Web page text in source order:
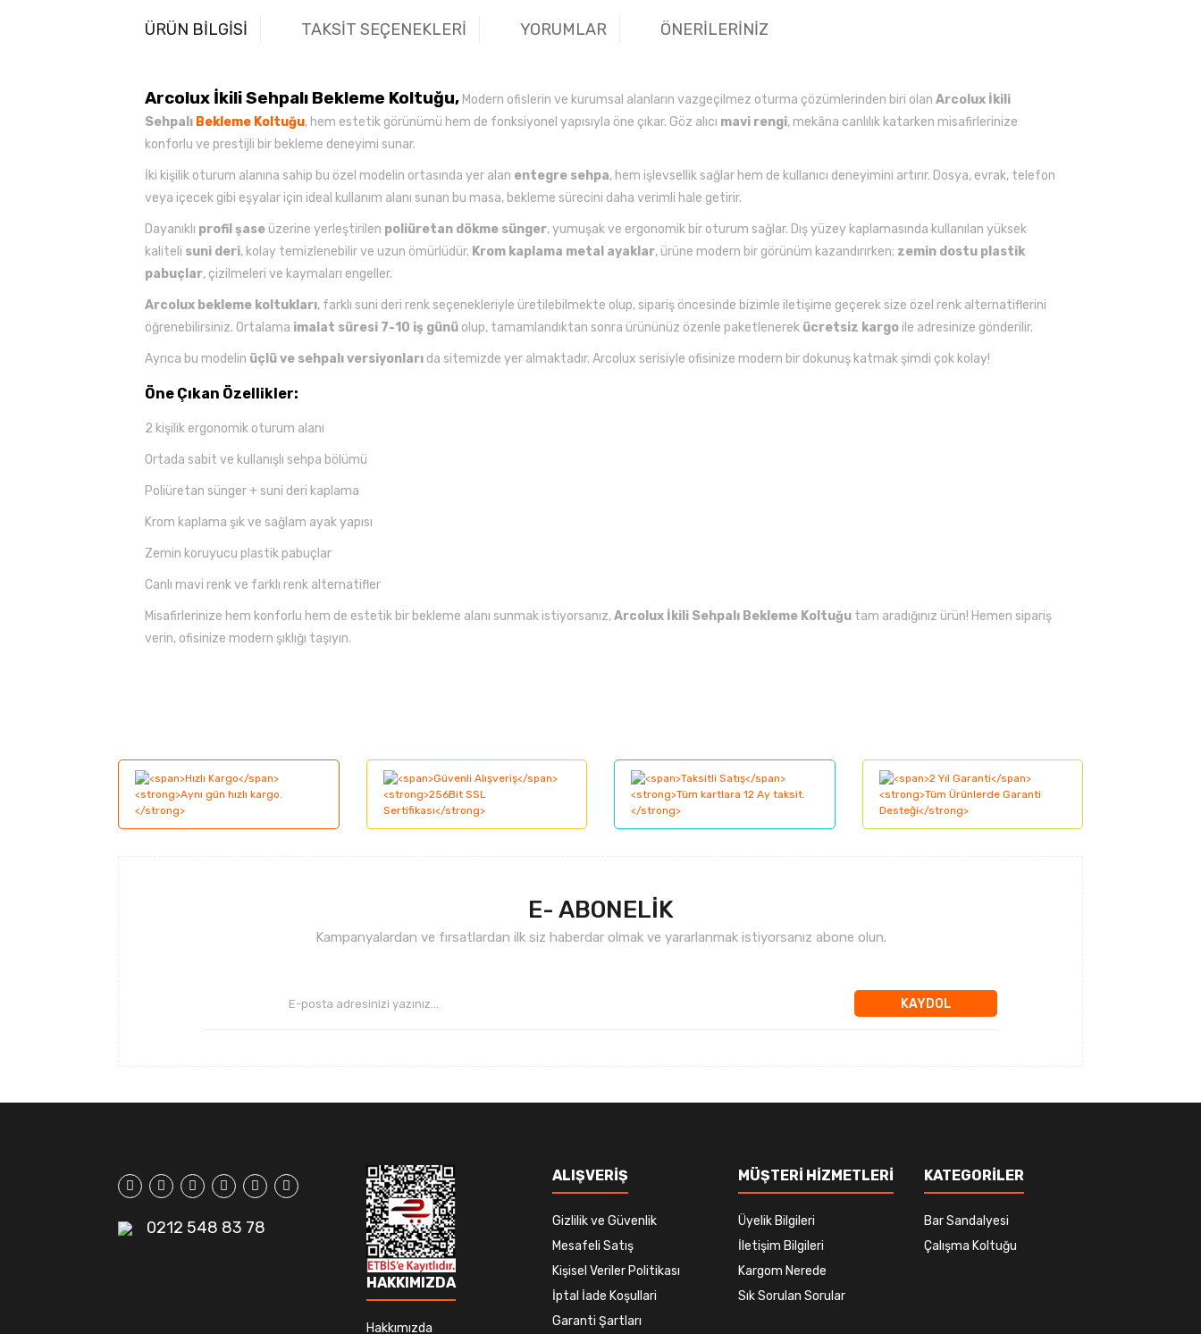
ÜRÜN BİLGİSİ TAKSİT SEÇENEKLERİ YORUMLAR ÖNERİLERİNİZ
Arcolux İkili Sehpalı Bekleme Koltuğu, Modern ofislerin ve kurumsal alanların vazgeçilmez oturma çözümlerinden biri olan Arcolux İkili
Sehpalı Bekleme Koltuğu, hem estetik görünümü hem de fonksiyonel yapısıyla öne çıkar. Göz alıcı mavi rengi, mekâna canlılık katarken misafirlerinize
konforlu ve prestijli bir bekleme deneyimi sunar.
İki kişilik oturum alanına sahip bu özel modelin ortasında yer alan entegre sehpa, hem işlevsellik sağlar hem de kullanıcı deneyimini artırır. Dosya, evrak, telefon
veya içecek gibi eşyalar için ideal kullanım alanı sunan bu masa, bekleme sürecini daha verimli hale getirir.
Dayanıklı profil şase üzerine yerleştirilen poliüretan dökme sünger, yumuşak ve ergonomik bir oturum sağlar. Dış yüzey kaplamasında kullanılan yüksek
kaliteli suni deri, kolay temizlenebilir ve uzun ömürlüdür. Krom kaplama metal ayaklar, ürüne modern bir görünüm kazandırırken; zemin dostu plastik
pabuçlar, çizilmeleri ve kaymaları engeller.
Arcolux bekleme koltukları, farklı suni deri renk seçenekleriyle üretilebilmekte olup, sipariş öncesinde bizimle iletişime geçerek size özel renk alternatiflerini
öğrenebilirsiniz. Ortalama imalat süresi 7-10 iş günü olup, tamamlandıktan sonra ürününüz özenle paketlenerek ücretsiz kargo ile adresinize gönderilir.
Ayrıca bu modelin üçlü ve sehpalı versiyonları da sitemizde yer almaktadır. Arcolux serisiyle ofisinize modern bir dokunuş katmak şimdi çok kolay!
Öne Çıkan Özellikler:
2 kişilik ergonomik oturum alanı
Ortada sabit ve kullanışlı sehpa bölümü
Poliüretan sünger + suni deri kaplama
Krom kaplama şık ve sağlam ayak yapısı
Zemin koruyucu plastik pabuçlar
Canlı mavi renk ve farklı renk alternatifler
Misafirlerinize hem konforlu hem de estetik bir bekleme alanı sunmak istiyorsanız,Arcolux İkili Sehpalı Bekleme Koltuğu tam aradığınız ürün! Hemen sipariş
verin, ofisinize modern şıklığı taşıyın.
Ürün resmi kalitesiz, bozuk veya görüntülenemiyor.
Ürün açıklamasında eksik bilgiler bulunuyor.
E- ABONELİK
Kampanyalardan ve fırsatlardan ilk siz haberdar olmak ve yararlanmak istiyorsanız abone olun.
KAYDOL
0212 548 83 78
HAKKIMIZDA
Hakkımızda
ALIŞVERİŞ
Gizlilik ve Güvenlik
Mesafeli Satış
Kişisel Veriler Politikası
İptal İade Koşullari
Garanti Şartları
MÜŞTERİ HİZMETLERİ
Üyelik Bilgileri
İletişim Bilgileri
Kargom Nerede
Sık Sorulan Sorular
KATEGORİLER
Bar Sandalyesi
Çalışma Koltuğu